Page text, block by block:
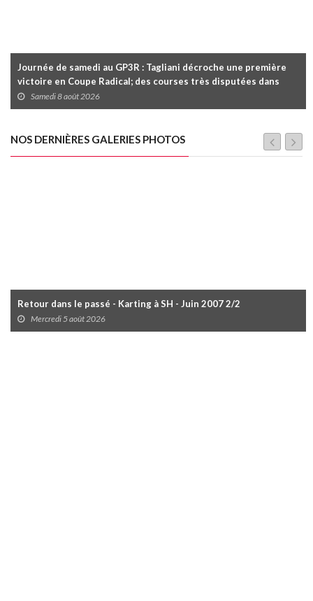
Journée de samedi au GP3R : Tagliani décroche une première
victoire en Coupe Radical; des courses très disputées dans
toutes les séries
Samedi 8 août 2026
NOS DERNIÈRES GALERIES PHOTOS
Retour dans le passé - Karting à SH - Juin 2007 2/2
Mercredi 5 août 2026